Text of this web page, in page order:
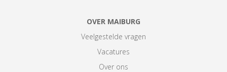
OVER MAIBURG
Veelgestelde vragen
Vacatures
Over ons